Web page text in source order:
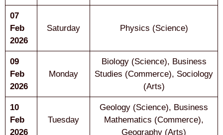
07
Feb
2026
Saturday Physics (Science)
09
Feb
2026
Monday
Biology (Science), Business
Studies (Commerce), Sociology
(Arts)
10
Feb
2026
Tuesday
Geology (Science), Business
Mathematics (Commerce),
Geography (Arts)